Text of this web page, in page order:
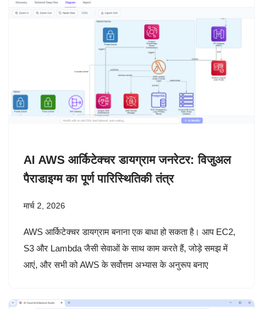
AI AWS आर्किटेक्चर डायग्राम जनरेटर: विजुअल
पैराडाइग्म का पूर्ण पारिस्थितिकी तंत्र
मार्च 2, 2026
AWS आर्किटेक्चर डायग्राम बनाना एक बाधा हो सकता है। आप EC2,
S3 और Lambda जैसी सेवाओं के साथ काम करते हैं, जोड़े समझ में
आएं, और सभी को AWS के सर्वोत्तम अभ्यास के अनुरूप बनाए